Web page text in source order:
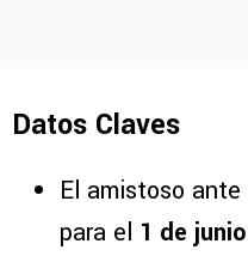
Datos Claves
El amistoso ante
para el 1 de junio